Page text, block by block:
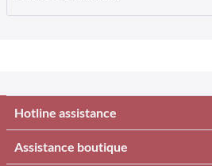
Hotline assistance
Assistance boutique